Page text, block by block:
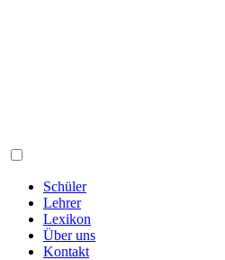
Schüler
Lehrer
Lexikon
Über uns
Kontakt